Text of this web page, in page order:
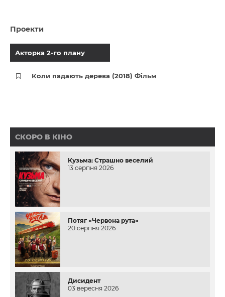
Проекти
Акторка 2-го плану
Коли падають дерева (2018) Фільм
СКОРО В КІНО
Кузьма: Страшно веселий
13 серпня 2026
Потяг «Червона рута»
20 серпня 2026
Дисидент
03 вересня 2026